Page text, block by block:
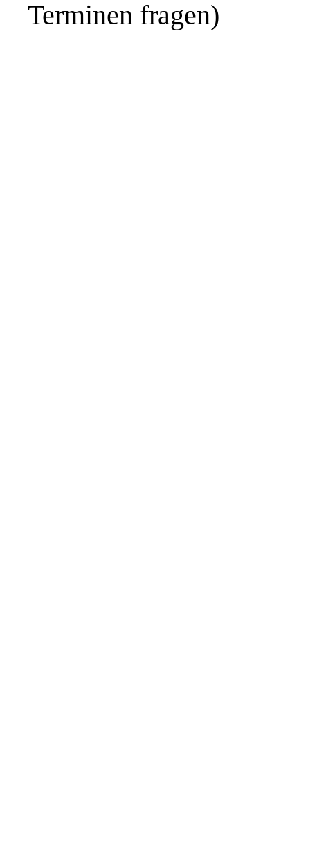
Terminen fragen)